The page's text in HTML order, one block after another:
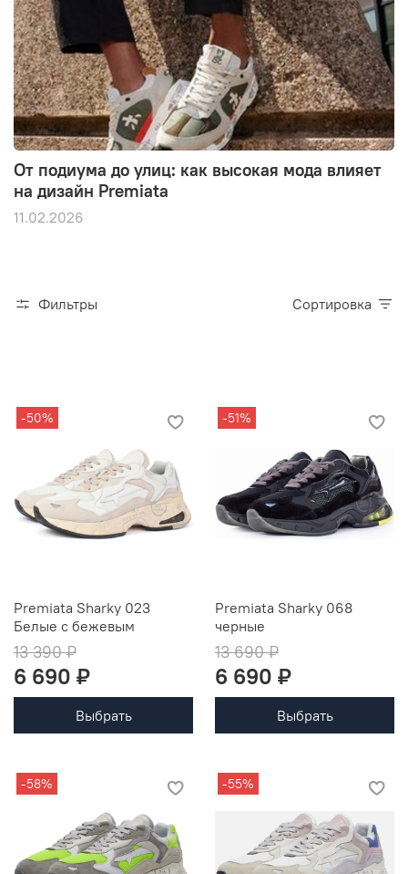
Фильтры Сортировка
-50%
Premiata Sharky 023
Белые с бежевым
13 390 ₽
6 690 ₽
Выбрать
-51%
Premiata Sharky 068
черные
13 690 ₽
6 690 ₽
Выбрать
-58% -55%
От подиума до улиц: как высокая мода влияет
на дизайн Premiata
11.02.2026